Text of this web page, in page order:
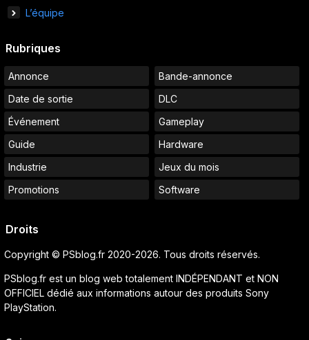
L’équipe
Rubriques
Annonce
Bande-annonce
Date de sortie
DLC
Événement
Gameplay
Guide
Hardware
Industrie
Jeux du mois
Promotions
Software
Droits
Copyright © PSblog.fr 2020-2026. Tous droits réservés.
PSblog.fr est un blog web totalement INDÉPENDANT et NON
OFFICIEL dédié aux informations autour des produits Sony
PlayStation.